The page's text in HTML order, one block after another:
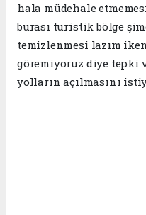
hala müdehale
burası turistik bölge
temizlenmesi lazım
göremiyoruz diye tepki
yolların açılmasını